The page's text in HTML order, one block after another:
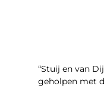
“Stuij en van
geholpen met